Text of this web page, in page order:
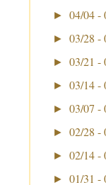
► 04/04 -
► 03/28 -
► 03/21 -
► 03/14 -
► 03/07 -
► 02/28 -
► 02/14 -
► 01/31 -